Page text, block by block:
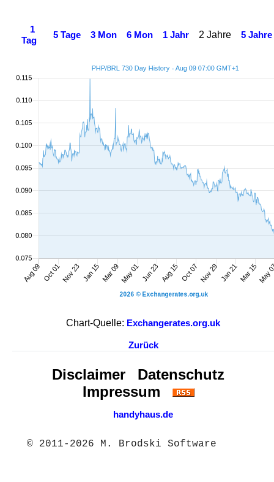
1
Tag
5 Tage 3 Mon 6 Mon 1 Jahr 2 Jahre 5 Jahre
Chart-Quelle: Exchangerates.org.uk
Zurück
Disclaimer
Datenschutz
Impressum
handyhaus.de
© 2011-2026 M. Brodski Software